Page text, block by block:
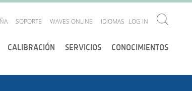
SOPORTE WAVES ONLINE IDIOMAS LOG IN
CALIBRACIÓN SERVICIOS CONOCIMIENTOS